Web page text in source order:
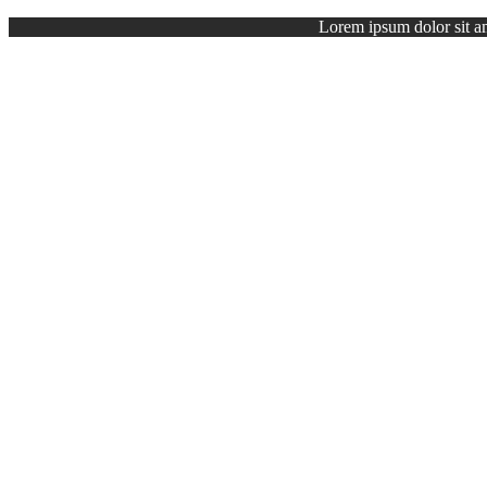
Lorem ipsum dolor sit